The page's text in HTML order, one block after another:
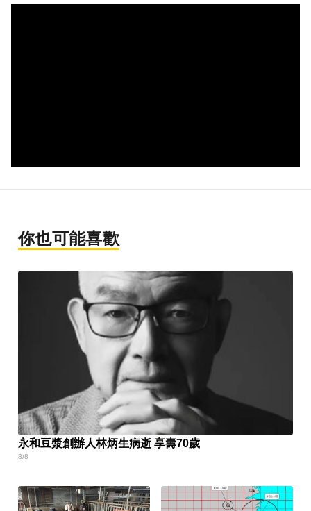
你也可能喜歡
永和豆漿創辦人林炳生病逝 享壽70歲
8/8